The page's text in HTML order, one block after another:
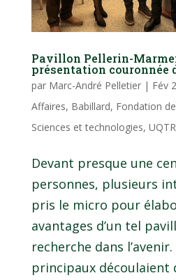
Pavillon Pellerin-
présentation couronnée
par Marc-André Pelletier| Fév
Affaires, Babillard, Fondation
Sciences et technologies, UQTR
Devant presque une
personnes, plusieurs
pris le micro pour
avantages d’un tel
recherche dans
principaux découlaient